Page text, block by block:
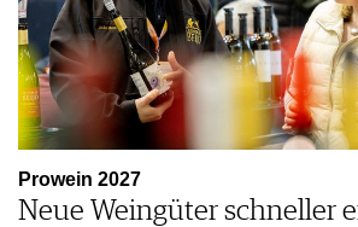
Prowein 2027
Neue Weingüter schneller